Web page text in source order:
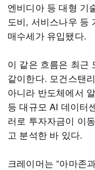
엔비디아 등 대형 기
도비, 서비스나우 등
매수세가 유입됐다.
이 같은 흐름은 최근
같이한다. 모건스탠
아니라 반도체에서
등 대규모 AI 데이터
러로 투자자금이 이
고 분석한 바 있다.
크레이머는 “아마존